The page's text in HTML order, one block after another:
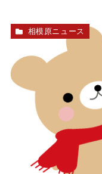
相模原ニュース